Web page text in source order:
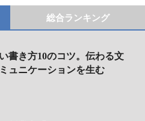
総合ランキング
書き方10のコツ。伝わる文
ュニケーションを生む